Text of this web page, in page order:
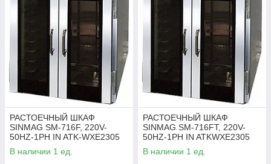
РАСТОЕЧНЫЙ ШКАФ
SINMAG SM-716F, 220V-
50HZ-1PH IN ATK-WXE2305
В наличии 1 ед.
РАСТОЕЧНЫЙ ШКАФ
SINMAG SM-716FT, 220V-
50HZ-1PH IN ATKWXE2305
В наличии 1 ед.